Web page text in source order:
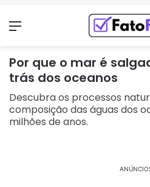
Menu
Por que o mar é
trás dos oceanos
Descubra os processos
composição das águas dos
milhões de anos.